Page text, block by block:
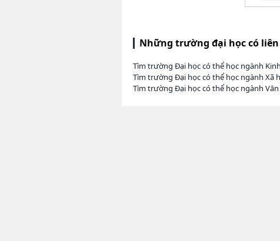
Những trường đại học có
Tìm trường Đại học có thể học ngành
Tìm trường Đại học có thể học ngành Xã
Tìm trường Đại học có thể học ngành